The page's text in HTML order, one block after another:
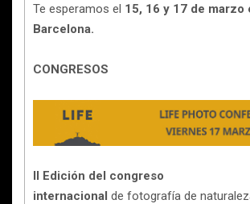
Te esperamos el 15, 16 y 17 de marzo
Barcelona.
CONGRESOS
II Edición del congreso
internacional de fotografía de